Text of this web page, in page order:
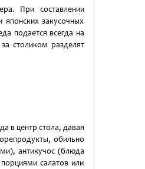
При составлении
закусочных
подается всегда на
столиком разделят
в центр стола, давая
обильно
антикучос (блюда
салатов или